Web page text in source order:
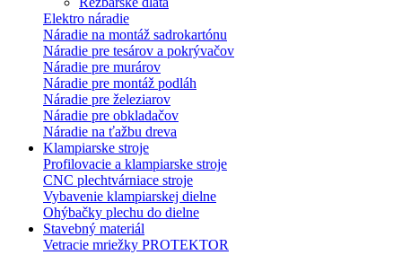
Elektro náradie
Náradie na montáž sadrokartónu
Náradie pre tesárov a pokrývačov
Náradie pre murárov
Náradie pre montáž podláh
Náradie pre železiarov
Náradie pre obkladačov
Náradie na ťažbu dreva
Klampiarske stroje
Profilovacie a klampiarske stroje
CNC plechtvárniace stroje
Vybavenie klampiarskej dielne
Ohýbačky plechu do dielne
Stavebný materiál
Vetracie mriežky PROTEKTOR